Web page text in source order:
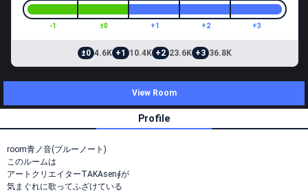
-1 ±0 +1 +2 +3
±0 4.6K +1 10.4K +2 23.6K +3 36.8K
View Room
Profile
room青ノ音(ブルーノート)
このルームは
アートクリエイターTAKAsen∮が
気まぐれに歌ってふざけている